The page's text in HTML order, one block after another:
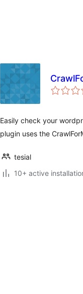
Easily check your
plugin uses the
tesial
10+ active